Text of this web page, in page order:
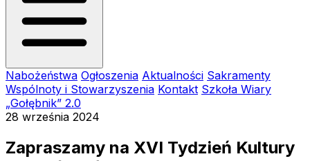
Nabożeństwa Ogłoszenia Aktualności Sakramenty
Wspólnoty i Stowarzyszenia Kontakt Szkoła Wiary
„Gołębnik” 2.0
28 września 2024
Zapraszamy na XVI Tydzień Kultury